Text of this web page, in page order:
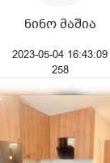
ნინო მაშია
2023-05-04 16:43:09
258